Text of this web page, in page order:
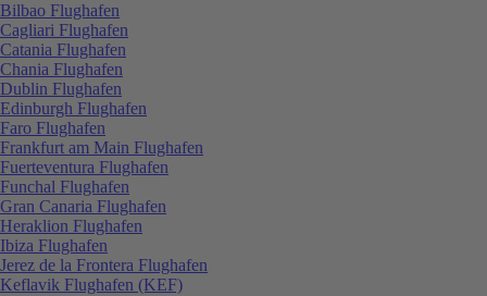
Bilbao Flughafen
Cagliari Flughafen
Catania Flughafen
Chania Flughafen
Dublin Flughafen
Edinburgh Flughafen
Faro Flughafen
Frankfurt am Main Flughafen
Fuerteventura Flughafen
Funchal Flughafen
Gran Canaria Flughafen
Heraklion Flughafen
Ibiza Flughafen
Jerez de la Frontera Flughafen
Keflavik Flughafen (KEF)